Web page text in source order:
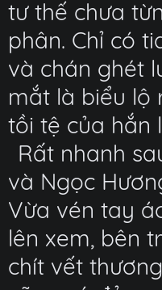
tư thế chưa
phân. Chỉ có
và chán ghét
mắt là biểu lộ
tồi tệ của hắn
Rất nhanh
và Ngọc
Vừa vén tay
lên xem, bên
chít vết